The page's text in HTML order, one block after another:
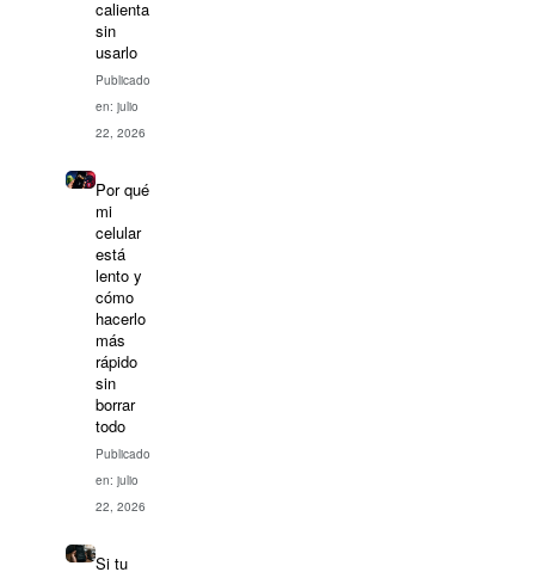
calienta
sin
usarlo
Publicado
en: julio
22, 2026
Por qué
mi
celular
está
lento y
cómo
hacerlo
más
rápido
sin
borrar
todo
Publicado
en: julio
22, 2026
Si tu